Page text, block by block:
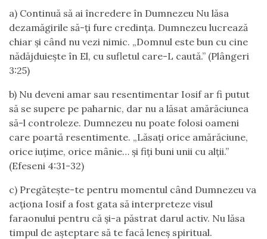
a) Continuă să ai încredere în Dumnezeu Nu lăsa
dezamăgirile să-ți fure credința. Dumnezeu lucrează
chiar și când nu vezi nimic. „Domnul este bun cu cine
nădăjduiește în El, cu sufletul care-L caută.” (Plângeri
3:25)
b) Nu deveni amar sau resentimentar Iosif ar fi putut
să se supere pe paharnic, dar nu a lăsat amărăciunea
să-l controleze. Dumnezeu nu poate folosi oameni
care poartă resentimente. „Lăsați orice amărăciune,
orice iuțime, orice mânie… și fiți buni unii cu alții.”
(Efeseni 4:31-32)
c) Pregătește-te pentru momentul când Dumnezeu va
acționa Iosif a fost gata să interpreteze visul
faraonului pentru că și-a păstrat darul activ. Nu lăsa
timpul de așteptare să te facă leneș spiritual.